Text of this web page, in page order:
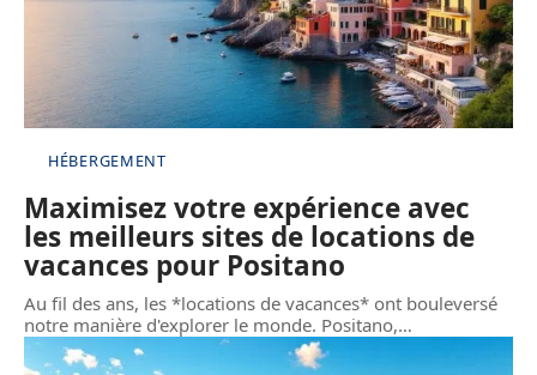
HÉBERGEMENT
Maximisez votre expérience avec
les meilleurs sites de locations de
vacances pour Positano
Au fil des ans, les *locations de vacances* ont bouleversé
notre manière d'explorer le monde. Positano,…